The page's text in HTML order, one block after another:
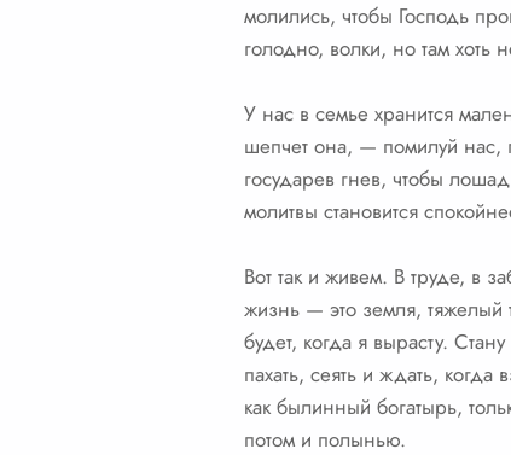
молились, чтобы Господь
голодно, волки, но там хоть
У нас в семье хранится
шепчет она, — помилуй нас,
государев гнев, чтобы
молитвы становится
Вот так и живем. В труде, в
жизнь — это земля, тяжелый
будет, когда я вырасту.
пахать, сеять и ждать,
как былинный богатырь,
потом и полынью.